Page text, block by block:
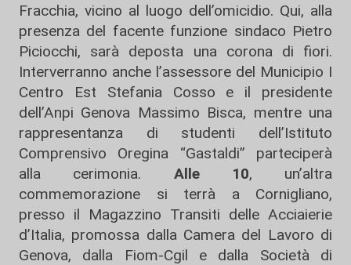
Fracchia, vicino al luogo dell’omicidio. Qui, alla
presenza del facente funzione sindaco Pietro
Piciocchi, sarà deposta una corona di fiori.
Interverranno anche l’assessore del Municipio I
Centro Est Stefania Cosso e il presidente
dell’Anpi Genova Massimo Bisca, mentre una
rappresentanza di studenti dell’Istituto
Comprensivo Oregina “Gastaldi” parteciperà
alla cerimonia. Alle 10, un’altra
commemorazione si terrà a Cornigliano,
presso il Magazzino Transiti delle Acciaierie
d’Italia, promossa dalla Camera del Lavoro di
Genova, dalla Fiom-Cgil e dalla Società di